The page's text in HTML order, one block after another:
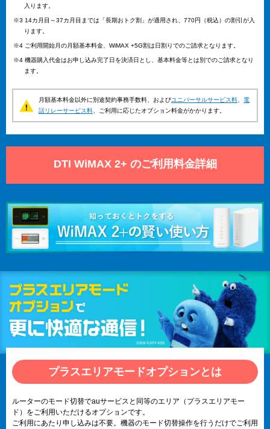
入ります。
※3 14カ月目～37カ月目までは「長期おトク割」が適用され、770円（税込）の割引が入
ります。
※4 ご利用開始月の月額基本料金、WiMAX +5G割は日割りでのご請求となります。
※4 機器購入代金はお申し込み完了日を決済日とし、基本料金等とは別でのご請求となり
ます。
月額基本料金以外に別途契約事務手数料、およびユニバーサルサービス料
電
話リレーサービス料 、ご利用に応じたオプション料金がかかります。
DTI WiMAX 2+ のご利用料金詳細
プラスエリアモードオプションとは
ルーターのモード切替でauサービスと同等のエリア（プラスエリアモー
ド）をご利用いただけるオプションです。
ご利用にあたり申し込みは不要。機器のモード切替操作を行うだけでご利用